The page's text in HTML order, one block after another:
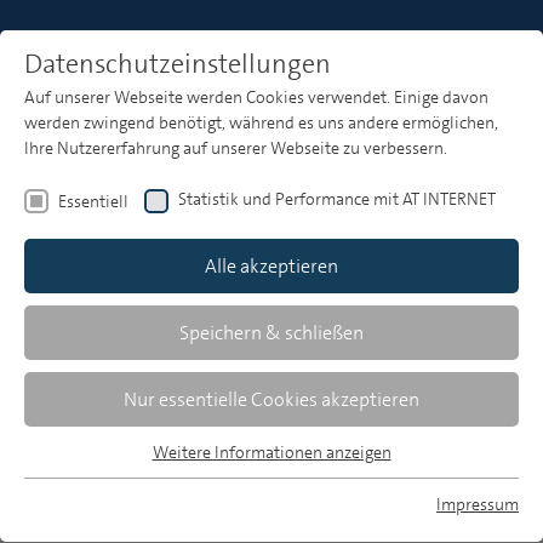
Heft 3
Zusammenfassungen
MP 3/2008, S. 155-156
Download Volltext
76 KB, pdf
Datenschutzeinstellungen
Auf unserer Webseite werden Cookies verwendet. Einige davon
werden zwingend benötigt, während es uns andere ermöglichen,
Ihre Nutzererfahrung auf unserer Webseite zu verbessern.
Essentiell Statistik und Performance mit AT INTERNET
Alle akzeptieren
Speichern & schließen
Nur essentielle Cookies akzeptieren
Essentielle Cookies werden für grundlegende Funktionen der
Weitere Informationen anzeigen
Impressum